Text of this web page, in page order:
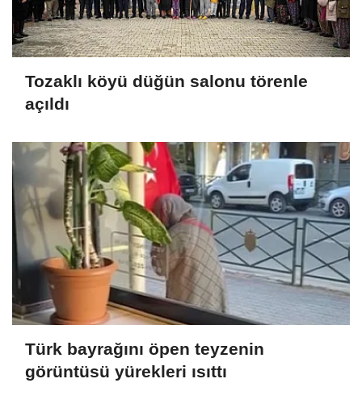
Tozaklı köyü düğün salonu törenle
açıldı
Türk bayrağını öpen teyzenin
görüntüsü yürekleri ısıttı